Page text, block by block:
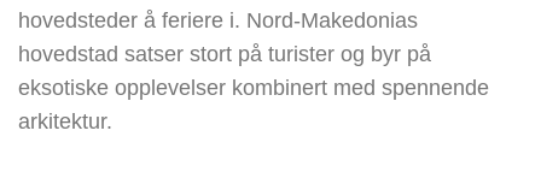
hovedsteder å feriere i. Nord-Makedonias
hovedstad satser stort på turister og byr på
eksotiske opplevelser kombinert med spennende
arkitektur.